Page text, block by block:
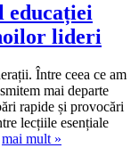
lideri
Între ceea ce am
mai departe
rapide și provocări
lecțiile esențiale
mai mult »